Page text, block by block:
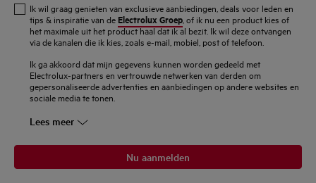
- Fileer en reinig alle vissen.
- Reinig de kokkels en de mossels tot er geen zand
- Indien er geen mosselen voorradig zijn, gebruik
kokkels en bak op. Gebruik op dezelfde manier het
- Serveer eventueel met koude garnalen.
- Serveer eventueel met mayonaise van peterselie,
look en Oud Brugge Kaas
mailadres
Ik wil graag genieten van exclusieve aanbiedingen, deals voor leden en
tips & inspiratie van de Electrolux Groep , of ik nu een product kies of
het maximale uit het product haal dat ik al bezit. Ik wil deze ontvangen
via de kanalen die ik kies, zoals e-mail, mobiel, post of telefoon.
Ik ga akkoord dat mijn gegevens kunnen worden gedeeld met
Electrolux-partners en vertrouwde netwerken van derden om
gepersonaliseerde advertenties en aanbiedingen op andere websites en
sociale media te tonen.
Lees meer
Nu aanmelden